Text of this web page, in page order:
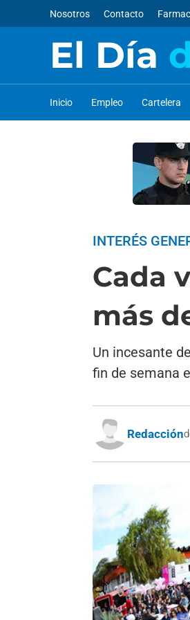
Nosotros Contacto
El Día
Inicio Empleo Cartelera
INTERÉS
Cada
más
Un incesante
fin de semana
Redacción